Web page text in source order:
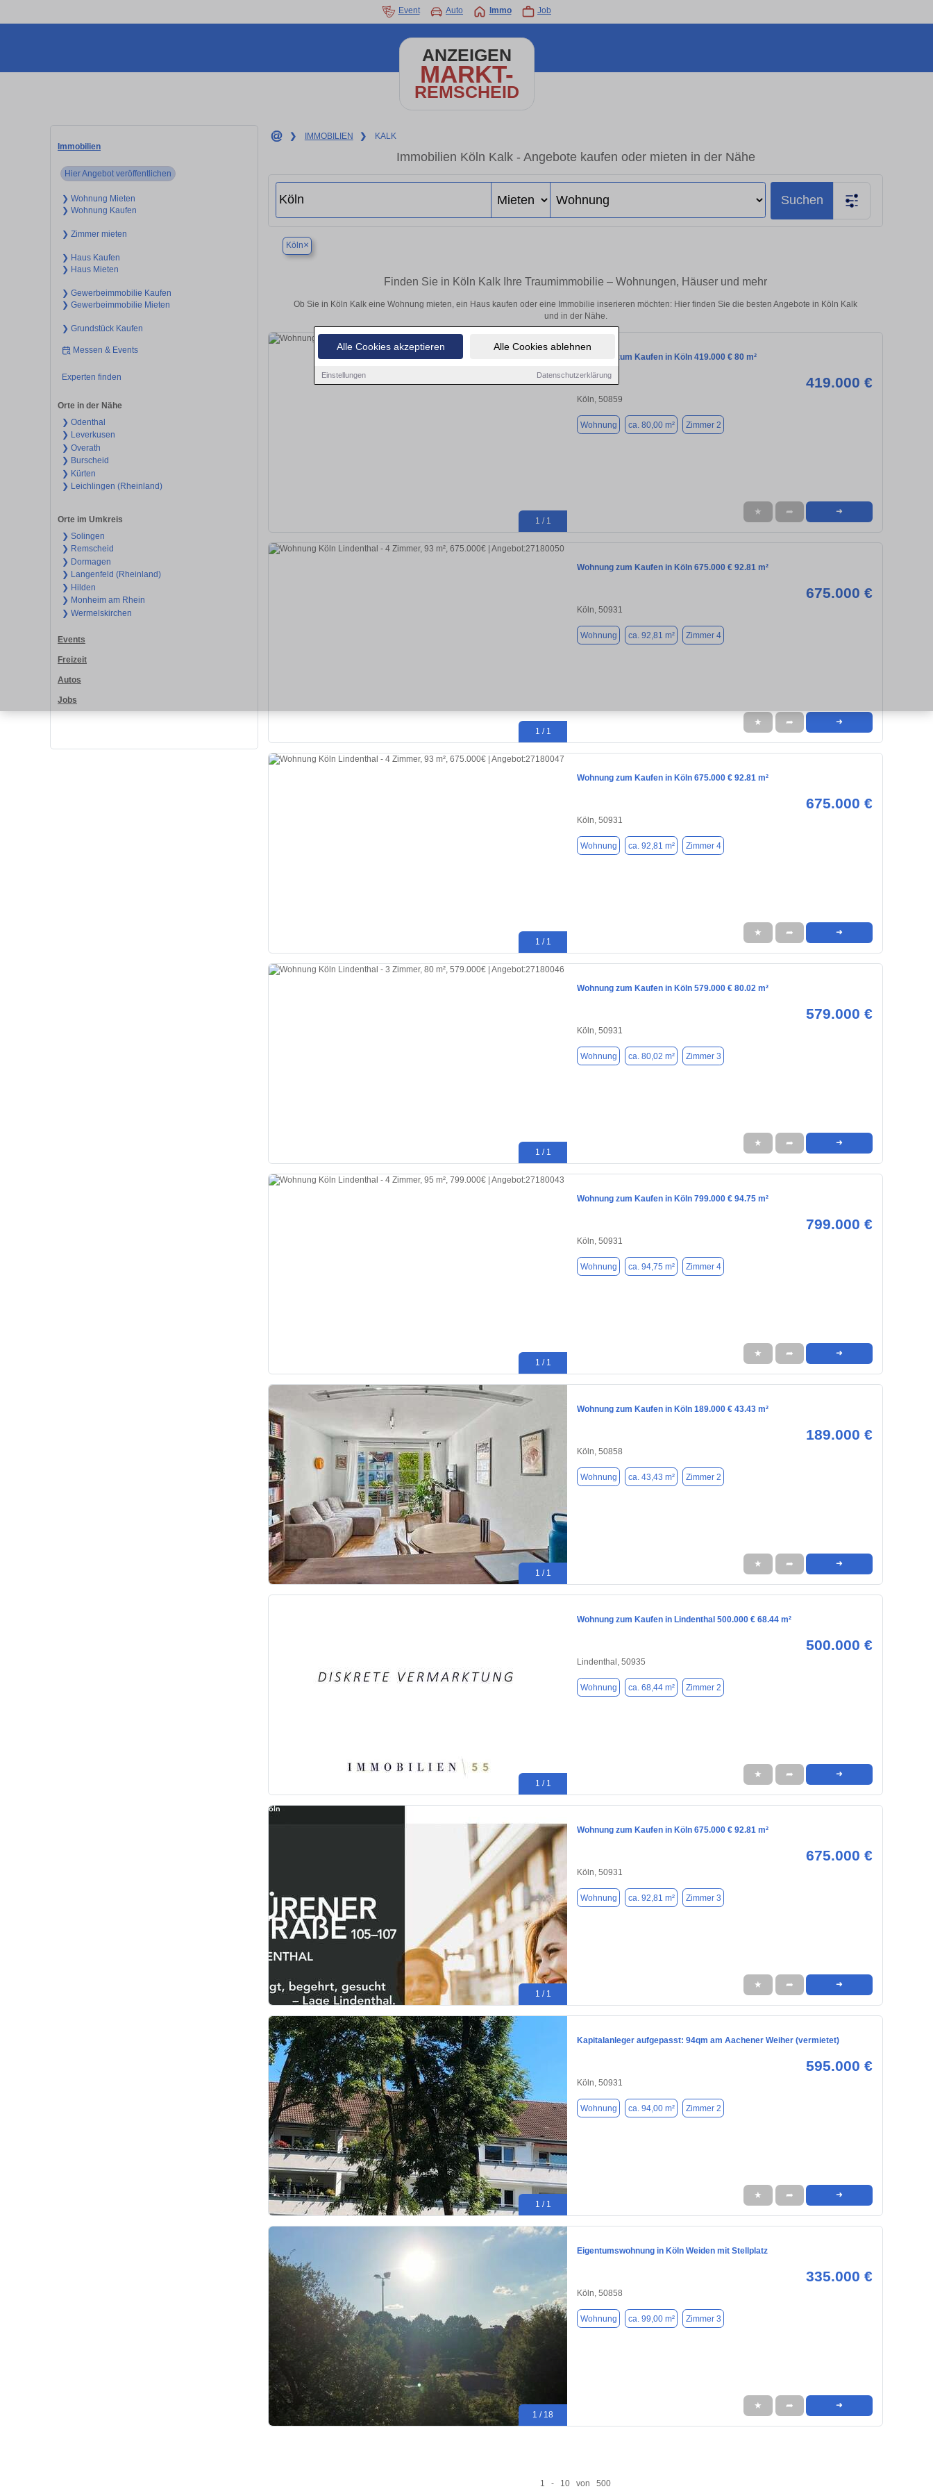
Alle Cookies akzeptieren Alle Cookies ablehnen
Einstellungen Datenschutzerklärung
Event Auto Immo Job
ANZEIGEN
MARKT-
REMSCHEID
Immobilien
Hier Angebot veröffentlichen
❯ Wohnung Mieten
❯ Wohnung Kaufen
❯ Zimmer mieten
❯ Haus Kaufen
❯ Haus Mieten
❯ Gewerbeimmobilie Kaufen
❯ Gewerbeimmobilie Mieten
❯ Grundstück Kaufen
Messen & Events
Experten finden
Orte in der Nähe
❯ Odenthal
❯ Leverkusen
❯ Overath
❯ Burscheid
❯ Kürten
❯ Leichlingen (Rheinland)
Orte im Umkreis
❯ Solingen
❯ Remscheid
❯ Dormagen
❯ Langenfeld (Rheinland)
❯ Hilden
❯ Monheim am Rhein
❯ Wermelskirchen
Events
Freizeit
Autos
Jobs
❯ IMMOBILIEN ❯ KALK
Immobilien Köln Kalk - Angebote kaufen oder mieten in der Nähe
Suchen
Köln×
Finden Sie in Köln Kalk Ihre Traumimmobilie – Wohnungen, Häuser und mehr
Ob Sie in Köln Kalk eine Wohnung mieten, ein Haus kaufen oder eine Immobilie inserieren möchten: Hier finden Sie die besten Angebote in Köln Kalk
und in der Nähe.
1 / 1
Wohnung zum Kaufen in Köln 419.000 € 80 m²
419.000 €
Köln, 50859
Wohnung ca. 80,00 m² Zimmer 2
★ ➦ ➜
1 / 1
Wohnung zum Kaufen in Köln 675.000 € 92.81 m²
675.000 €
Köln, 50931
Wohnung ca. 92,81 m² Zimmer 4
★ ➦ ➜
1 / 1
Wohnung zum Kaufen in Köln 675.000 € 92.81 m²
675.000 €
Köln, 50931
Wohnung ca. 92,81 m² Zimmer 4
★ ➦ ➜
1 / 1
Wohnung zum Kaufen in Köln 579.000 € 80.02 m²
579.000 €
Köln, 50931
Wohnung ca. 80,02 m² Zimmer 3
★ ➦ ➜
1 / 1
Wohnung zum Kaufen in Köln 799.000 € 94.75 m²
799.000 €
Köln, 50931
Wohnung ca. 94,75 m² Zimmer 4
★ ➦ ➜
1 / 1
Wohnung zum Kaufen in Köln 189.000 € 43.43 m²
189.000 €
Köln, 50858
Wohnung ca. 43,43 m² Zimmer 2
★ ➦ ➜
1 / 1
Wohnung zum Kaufen in Lindenthal 500.000 € 68.44 m²
500.000 €
Lindenthal, 50935
Wohnung ca. 68,44 m² Zimmer 2
★ ➦ ➜
1 / 1
Wohnung zum Kaufen in Köln 675.000 € 92.81 m²
675.000 €
Köln, 50931
Wohnung ca. 92,81 m² Zimmer 3
★ ➦ ➜
1 / 1
Kapitalanleger aufgepasst: 94qm am Aachener Weiher (vermietet)
595.000 €
Köln, 50931
Wohnung ca. 94,00 m² Zimmer 2
★ ➦ ➜
1 / 18
Eigentumswohnung in Köln Weiden mit Stellplatz
335.000 €
Köln, 50858
Wohnung ca. 99,00 m² Zimmer 3
★ ➦ ➜
1 - 10 von 500